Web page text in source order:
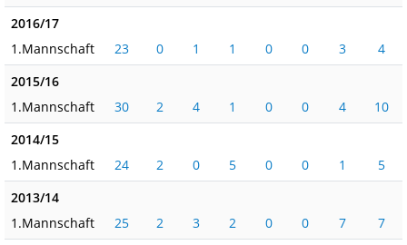
2016/17
1.Mannschaft
23 0 1 1 0 0 3
4
2015/16
1.Mannschaft
30 2 4 1 0 0 4
10
2014/15
1.Mannschaft
24 2 0 5 0 0 1
5
2013/14
1.Mannschaft
25 2 3 2 0 0 7
7